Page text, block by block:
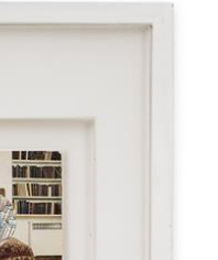
den
Zu sehen
Kreise,
Stelle das
knalligen Farben.
noch im